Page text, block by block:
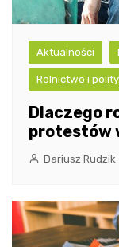
Aktualności
Rolnictwo i
Dlaczego
protestów
Dariusz Rudzik